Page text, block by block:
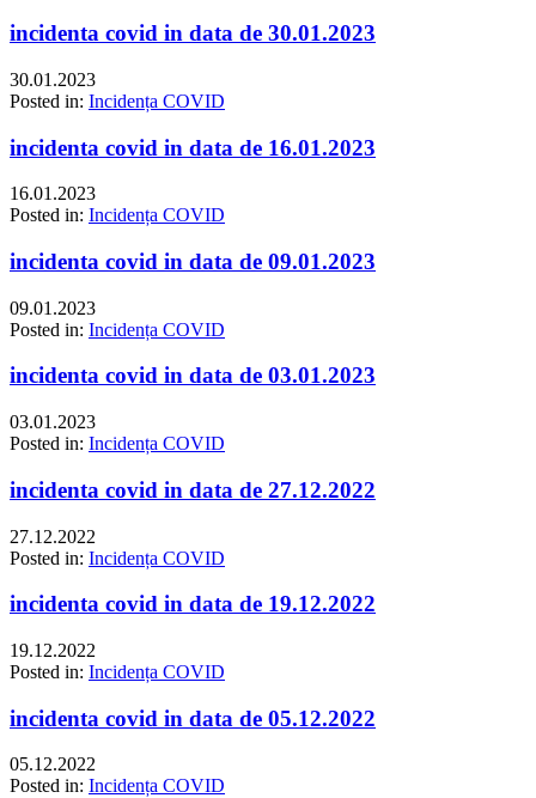
incidenta covid in data de 30.01.2023
30.01.2023
Posted in: Incidența COVID
incidenta covid in data de 16.01.2023
16.01.2023
Posted in: Incidența COVID
incidenta covid in data de 09.01.2023
09.01.2023
Posted in: Incidența COVID
incidenta covid in data de 03.01.2023
03.01.2023
Posted in: Incidența COVID
incidenta covid in data de 27.12.2022
27.12.2022
Posted in: Incidența COVID
incidenta covid in data de 19.12.2022
19.12.2022
Posted in: Incidența COVID
incidenta covid in data de 05.12.2022
05.12.2022
Posted in: Incidența COVID